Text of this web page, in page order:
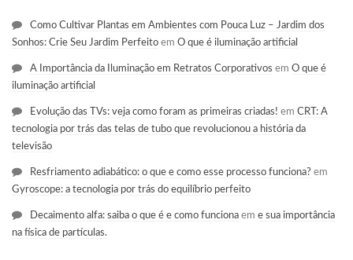
Como Cultivar Plantas em Ambientes com Pouca Luz – Jardim dos
Sonhos: Crie Seu Jardim Perfeito em O que é iluminação artificial
A Importância da Iluminação em Retratos Corporativos em O que é
iluminação artificial
Evolução das TVs: veja como foram as primeiras criadas! em CRT: A
tecnologia por trás das telas de tubo que revolucionou a história da
televisão
Resfriamento adiabático: o que e como esse processo funciona? em
Gyroscope: a tecnologia por trás do equilíbrio perfeito
Decaimento alfa: saiba o que é e como funciona em e sua importância
na física de partículas.